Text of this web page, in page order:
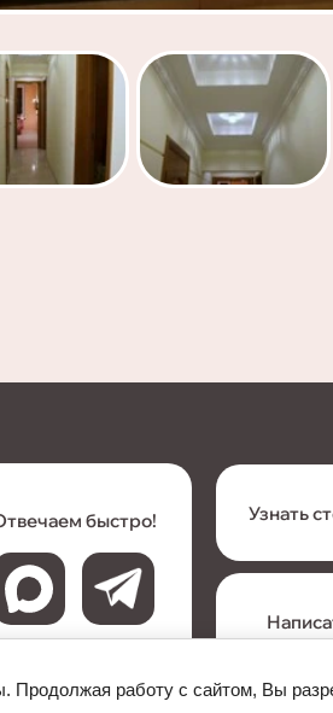
быстро! Узнать
Продолжая работу с сайтом, Вы